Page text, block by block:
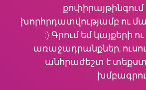
քոփիրայթինգում
խորհրդատվությամբ ու
:) Գրում եմ կայքերի
առաջադրանքներ,
անհրաժեշտ է